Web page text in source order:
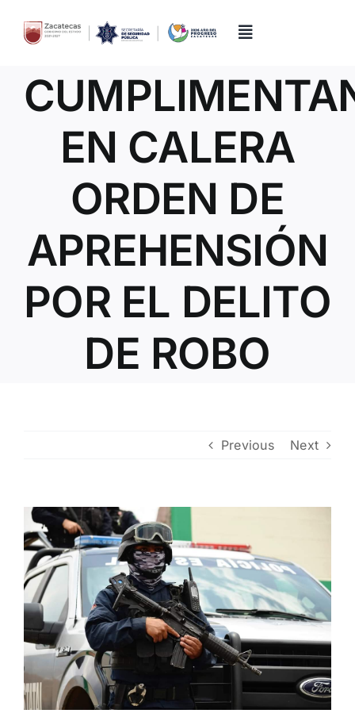
content
Toggle
Inicio
Directorio
Quiénes Somos
Trámites y Servicios
Transparencia
EN CALERA
ORDEN DE
APREHENSIÓN
POR EL DELITO
DE ROBO
Previous Next
View
Larger
Image